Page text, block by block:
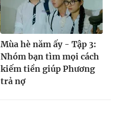
Mùa hè năm ấy - Tập 3:
Nhóm bạn tìm mọi cách
kiếm tiền giúp Phương
trả nợ